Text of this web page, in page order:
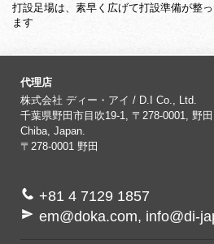
打設足場は、素早く広げて打設準備が整
ます
代理店
株式会社 ディー・アイ / D.I Co., Ltd.
千葉県野田市目吹19-1, 〒278-0001, 野
Chiba, Japan.
〒278-0001 野田
+81 4 7129 1857
em@doka.com, info@di-